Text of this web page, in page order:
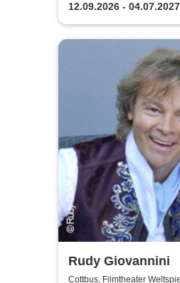
12.09.2026 - 04.07.2027
Rudy Giovannini
Cottbus, Filmtheater